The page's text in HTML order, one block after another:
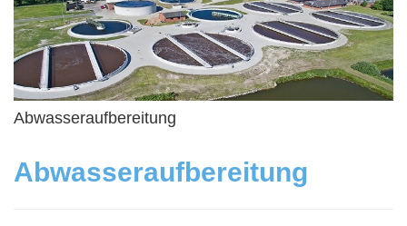
Abwasseraufbereitung
Abwasseraufbereitung